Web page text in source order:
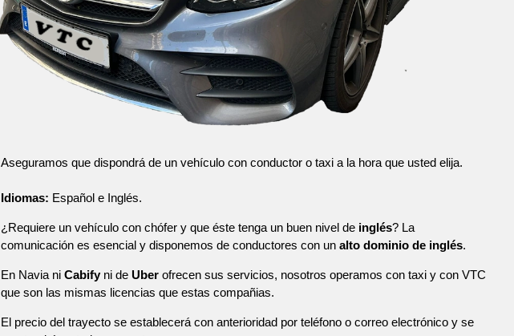
Aseguramos que dispondrá de un vehículo con conductor o taxi a la hora que usted elija.
Idiomas: Español e Inglés.
¿Requiere un vehículo con chófer y que éste tenga un buen nivel de inglés? La
comunicación es esencial y disponemos de conductores con un alto dominio de inglés.
En Navia ni Cabifyni de Uberofrecen sus servicios, nosotros operamos con taxi y con VTC
que son las mismas licencias que estas compañias.
El precio del trayecto se establecerá con anterioridad por teléfono o correo electrónico y se